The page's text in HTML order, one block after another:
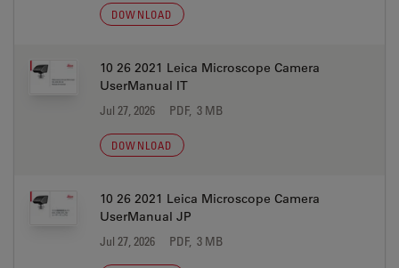
DOWNLOAD
10 26 2021 Leica Microscope Camera
UserManual IT
Jul 27, 2026 PDF, 3 MB
DOWNLOAD
10 26 2021 Leica Microscope Camera
UserManual JP
Jul 27, 2026 PDF, 3 MB